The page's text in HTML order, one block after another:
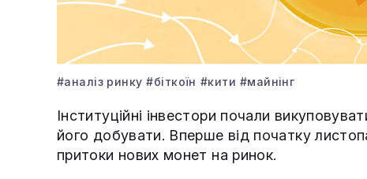
#аналіз ринку #біткоїн #кити #майнінг
Інституційні інвестори почали
його добувати. Вперше від початку
притоки нових монет на ринок.